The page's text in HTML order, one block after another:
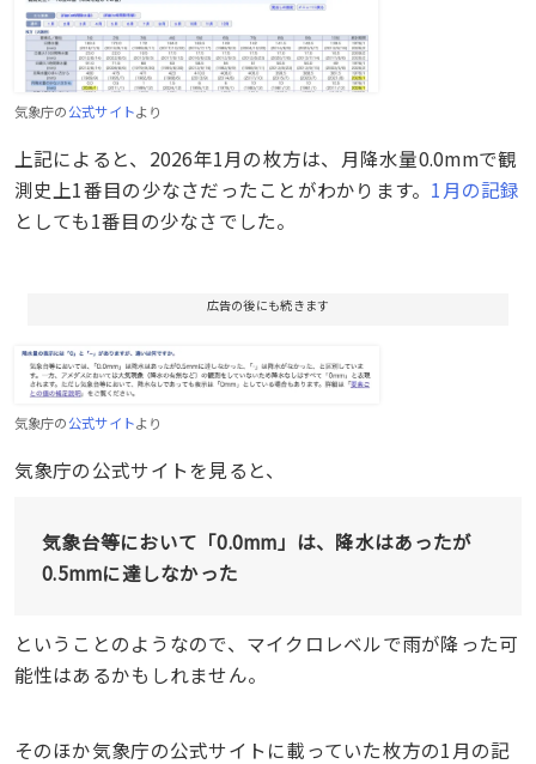
気象庁の公式サイトより
上記によると、2026年1月の枚方は、月降水量0.0mmで観
測史上1番目の少なさだったことがわかります。 1月の記録
としても1番目の少なさでした。
広告の後にも続きます
気象庁の公式サイトより
気象庁の公式サイトを見ると、
気象台等において「0.0mm」は、降水はあったが
0.5mmに達しなかった
ということのようなので、マイクロレベルで雨が降った可
能性はあるかもしれません。
そのほか気象庁の公式サイトに載っていた枚方の1月の記